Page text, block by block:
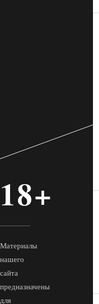
18+
Материалы
нашего
сайта
предназначены
для